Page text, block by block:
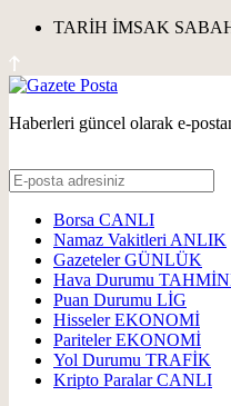
TARİH İMSAK
Haberleri güncel olarak e-
Borsa CANLI
Namaz Vakitleri ANLIK
GazetelerGÜNLÜK
Hava Durumu
Puan Durumu LİG
HisselerEKONOMİ
ParitelerEKONOMİ
Yol Durumu TRAFİK
Kripto ParalarCANLI